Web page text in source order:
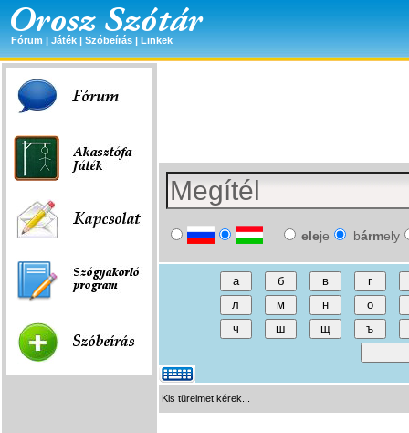
Fórum | Játék | Szóbeírás | Linkek
eleje bármely
Kis türelmet kérek...